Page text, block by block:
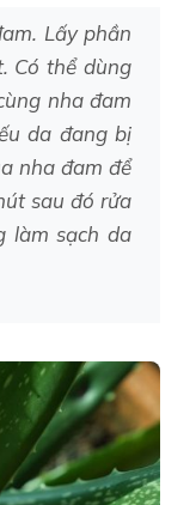
Lấy phần
Có thể dùng
nha đam
da đang bị
nha đam để
sau đó rửa
làm sạch da